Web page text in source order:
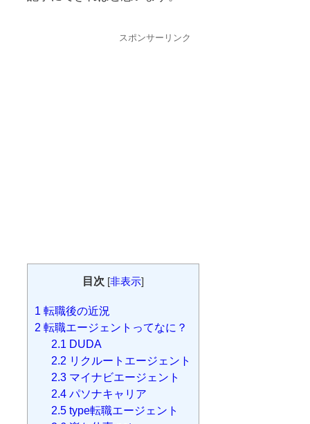
スポンサーリンク
目次 [非表示]
1 転職後の近況
2 転職エージェントってなに？
2.1 DUDA
2.2 リクルートエージェント
2.3マイナビエージェント
2.4パソナキャリア
2.5type転職エージェント